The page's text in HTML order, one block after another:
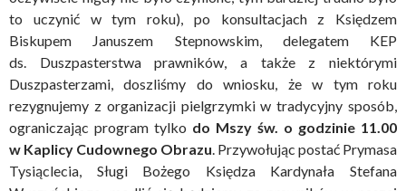
to uczynić w tym roku), po konsultacjach z Księdzem
Biskupem Januszem Stepnowskim, delegatem KEP
ds. Duszpasterstwa prawników, a także z niektórymi
Duszpasterzami, doszliśmy do wniosku, że w tym roku
rezygnujemy z organizacji pielgrzymki w tradycyjny sposób,
ograniczając program tylko do Mszy św. o godzinie 11.00
w Kaplicy Cudownego Obrazu. Przywołując postać Prymasa
Tysiąclecia, Sługi Bożego Księdza Kardynała Stefana